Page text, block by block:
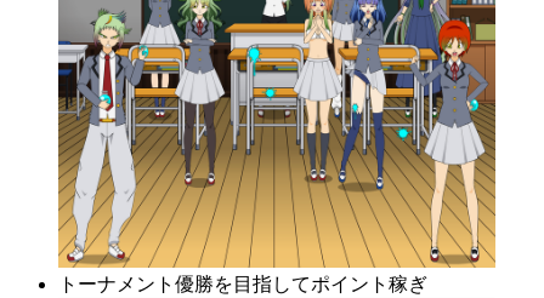
トーナメント優勝を目指してポイント稼ぎ